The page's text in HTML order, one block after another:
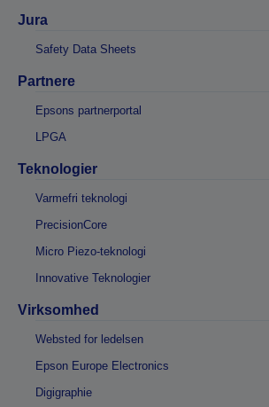
Jura
Safety Data Sheets
Partnere
Epsons partnerportal
LPGA
Teknologier
Varmefri teknologi
PrecisionCore
Micro Piezo-teknologi
Innovative Teknologier
Virksomhed
Websted for ledelsen
Epson Europe Electronics
Digigraphie